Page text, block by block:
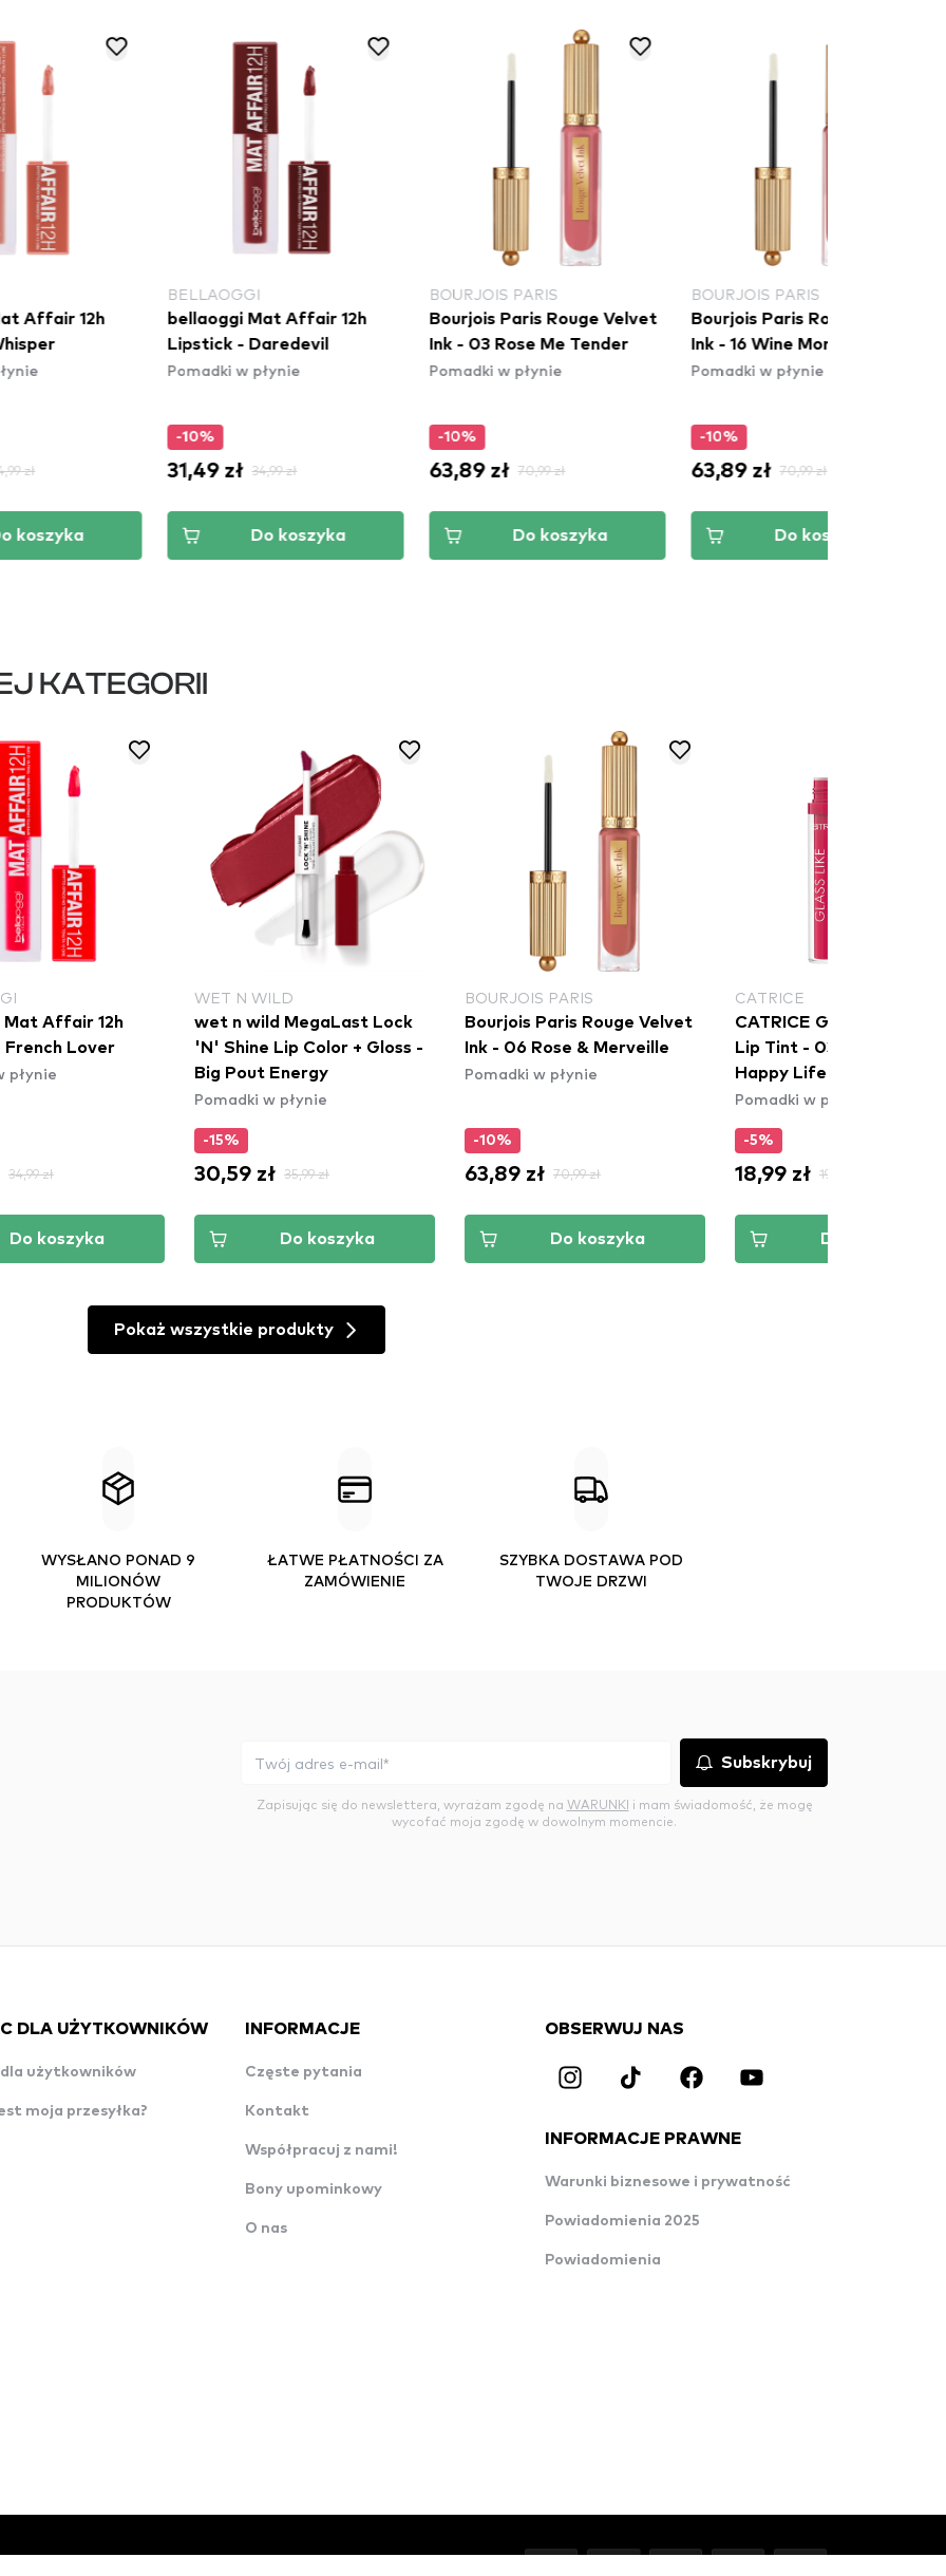
Affair 12h
34,99 zł
Do koszyka
BOURJOIS PARIS
Bourjois Paris Rouge Velvet
Ink - 03 Rose Me Tender
Pomadki w płynie
-10%
63,89 zł 70,99 zł
Do koszyka
BOURJOIS PARIS
Bourjois Paris Rouge Velvet
Ink - 16 Wine More Time
Pomadki w płynie
-10%
63,89 zł 70,99 zł
Do koszyka
NYX PROFESSIONAL MAKEUP
NYX Cosmetics Soft Matte
Lip Cream – Athens
(SMLC15)
-5%
34,19 zł 35,99 zł
Do koszyka
KATEGORII
Mat Affair 12h
French Lover
płynie
34,99 zł
Do koszyka
WET N WILD
wet n wild MegaLast Lock
'N' Shine Lip Color + Gloss -
Big Pout Energy
Pomadki w płynie
-15%
30,59 zł 35,99 zł
Do koszyka
BOURJOIS PARIS
Bourjois Paris Rouge Velvet
Ink - 06 Rose & Merveille
Pomadki w płynie
-10%
63,89 zł 70,99 zł
Do koszyka
CATRICE
CATRICE Glass Like
Lip Tint - 030 Happy
Happy Life
Pomadki w płynie
-5%
18,99 zł 19,99 zł
Do koszyka
Pokaż wszystkie produkty
WYSŁANO PONAD 9
MILIONÓW
PRODUKTÓW
ŁATWE PŁATNOŚCI ZA
ZAMÓWIENIE
SZYBKA DOSTAWA POD
TWOJE DRZWI
Subskrybuj
Zapisując się do newslettera, wyrażam zgodę na WARUNKI i mam świadomość, że mogę
wycofać moja zgodę w dowolnym momencie.
DLA UŻYTKOWNIKÓW
dla użytkowników
moja przesyłka?
INFORMACJE
Częste pytania
Kontakt
Współpracuj z nami!
Bony upominkowy
O nas
OBSERWUJ NAS
INFORMACJE PRAWNE
Warunki biznesowe i prywatność
Powiadomienia 2025
Powiadomienia